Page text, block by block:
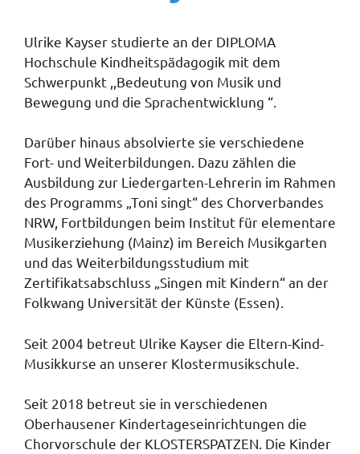
Ulrike Kayser studierte an der DIPLOMA
Hochschule Kindheitspädagogik mit dem
Schwerpunkt ,,Bedeutung von Musik und
Bewegung und die Sprachentwicklung “.
Darüber hinaus absolvierte sie verschiedene
Fort- und Weiterbildungen. Dazu zählen die
Ausbildung zur Liedergarten-Lehrerin im Rahmen
des Programms „Toni singt“ des Chorverbandes
NRW, Fortbildungen beim Institut für elementare
Musikerziehung (Mainz) im Bereich Musikgarten
und das Weiterbildungsstudium mit
Zertifikatsabschluss „Singen mit Kindern“ an der
Folkwang Universität der Künste (Essen).
Seit 2004 betreut Ulrike Kayser die Eltern-Kind-
Musikkurse an unserer Klostermusikschule.
Seit 2018 betreut sie in verschiedenen
Oberhausener Kindertageseinrichtungen die
Chorvorschule der KLOSTERSPATZEN. Die Kinder